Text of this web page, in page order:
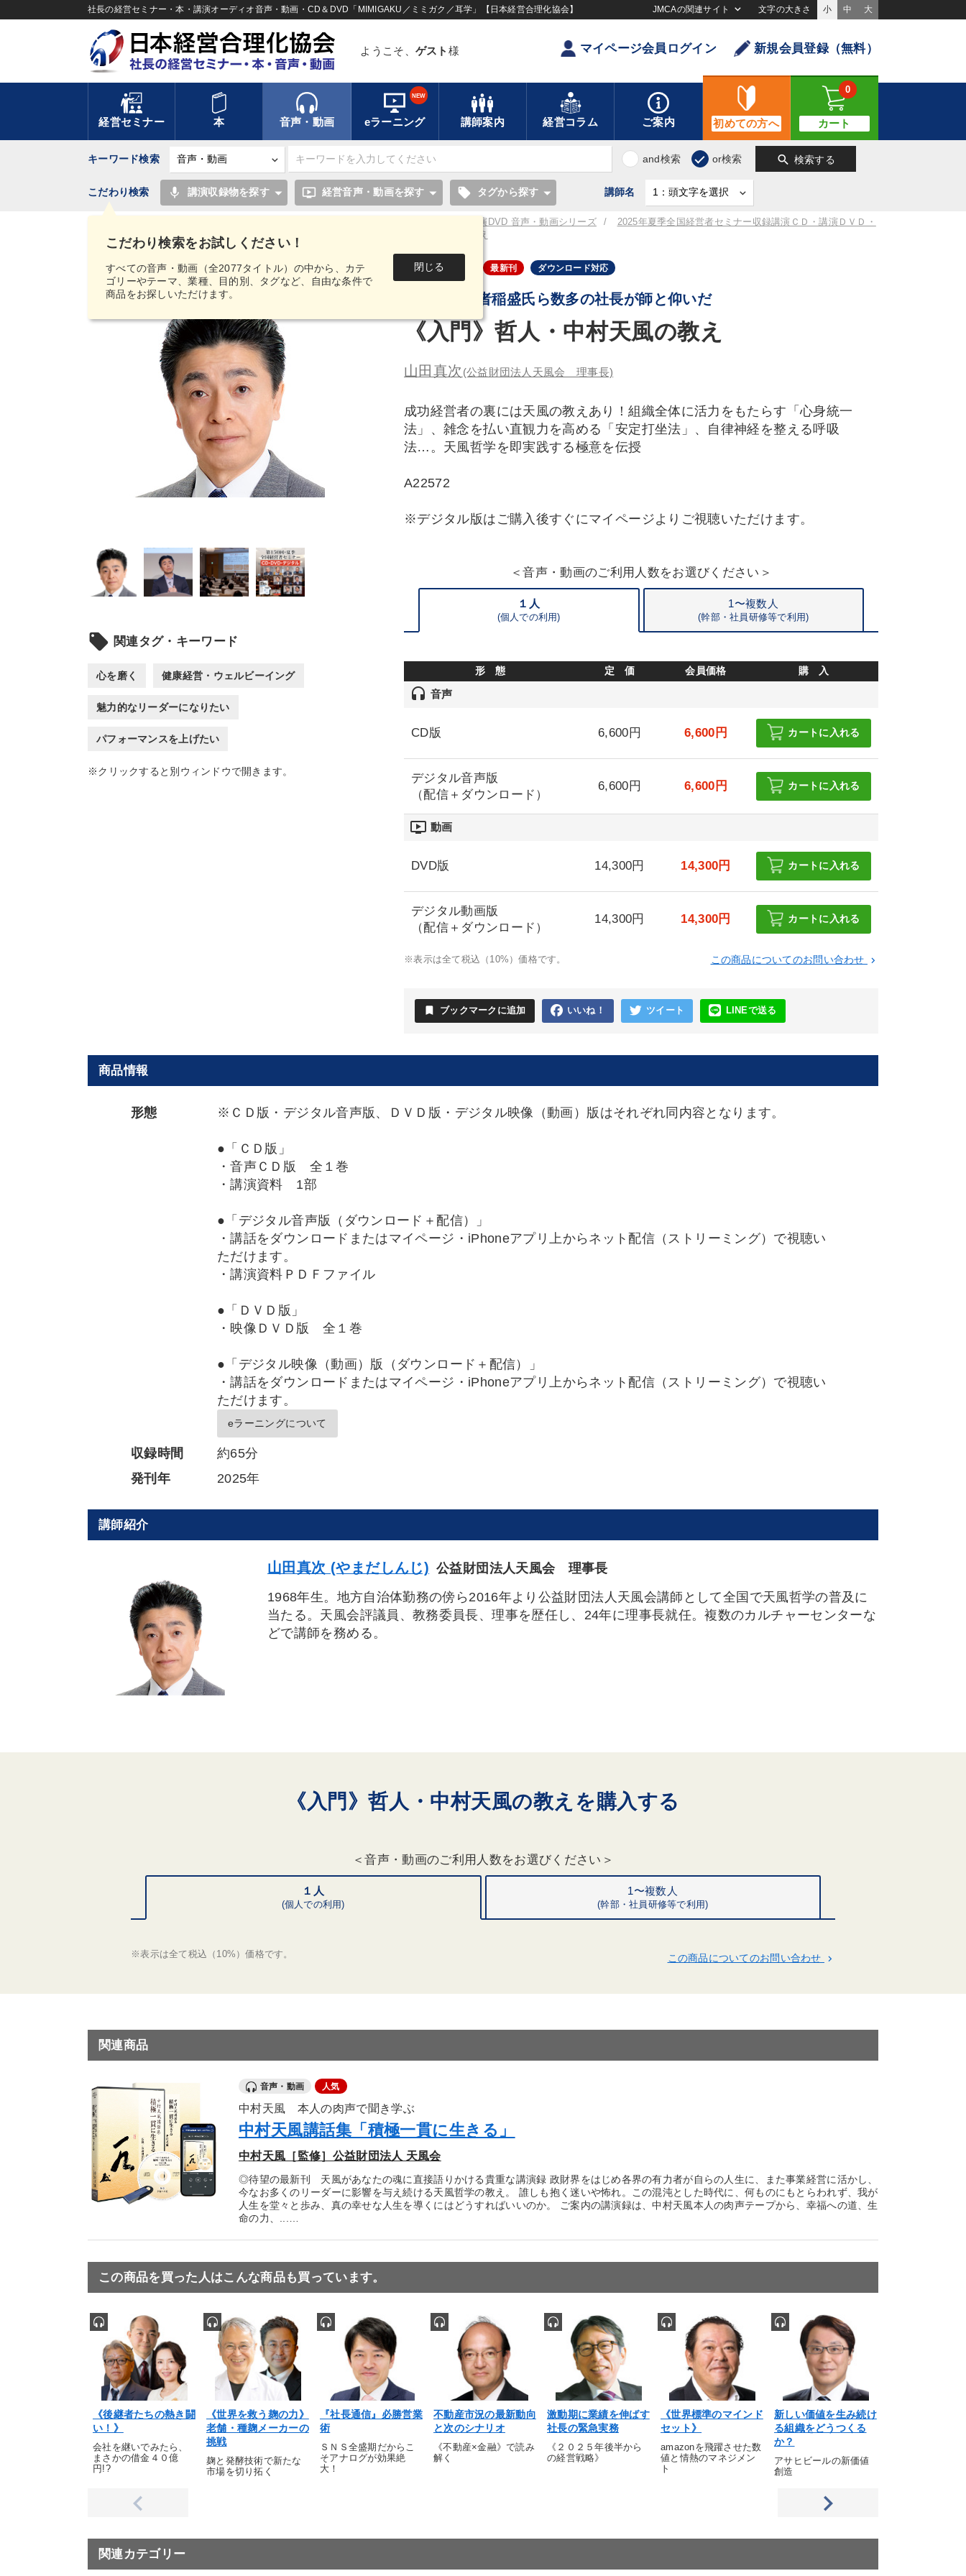
社長の経営セミナー・本・講演オーディオ音声・動画・CD＆DVD「MIMIGAKU／ミミガク／耳学」【日本経営合理化協会】 JMCAの関連サイト 文字の大きさ 小 中 大
ようこそ、 ゲスト 様 マイページ会員ログイン 新規会員登録（無料）
経営セミナー 本 音声・動画 eラーニング
NEW
講師案内 経営コラム ご案内 初めての方へ カート
0
キーワード検索 and検索 or検索 search 検索する
こだわり検索をお試しください！
すべての音声・動画（全2077タイトル）の中から、カテ
ゴリーやテーマ、業種、目的別、タグなど、自由な条件で
商品をお探しいただけます。
閉じる
こだわり検索 mic 講演収録物を探す ondemand_video 経営音声・動画を探す local_offer タグから探す 講師名
【MIMIGAKU／ミミガク／耳学】全国経営者セミナー講演CD・講演DVD 音声・動画シリーズ
2025年夏季全国経営者セミナー収録講演ＣＤ・講演ＤＶＤ・
デジタル版（音声／動画ストリーミング・ダウンロード）
《入門》哲人・中村天風の教え
local_offer 関連タグ・キーワード
心を磨く 健康経営・ウェルビーイング
魅力的なリーダーになりたい
パフォーマンスを上げたい
※クリックすると別ウィンドウで開きます。
音声・動画 最新刊 ダウンロード対応
京セラ創業者稲盛氏ら数多の社長が師と仰いだ
《入門》哲人・中村天風の教え
山田真次 (公益財団法人天風会 理事長)
成功経営者の裏には天風の教えあり！組織全体に活力をもたらす「心身統一
法」、雑念を払い直観力を高める「安定打坐法」、自律神経を整える呼吸
法…。天風哲学を即実践する極意を伝授
A22572
※デジタル版はご購入後すぐにマイページよりご視聴いただけます。
＜音声・動画のご利用人数をお選びください＞
１人
(個人での利用)
1〜複数人
(幹部・社員研修等で利用)
形 態 定 価 会員価格 購 入
headset 音声
CD版 6,600円 6,600円 カートに入れる
デジタル音声版
（配信＋ダウンロード）
6,600円 6,600円 カートに入れる
ondemand_video 動画
DVD版 14,300円 14,300円 カートに入れる
デジタル動画版
（配信＋ダウンロード）
14,300円 14,300円 カートに入れる
※表示は全て税込（10%）価格です。 この商品についてのお問い合わせ keyboard_arrow_right
bookmark ブックマークに追加 いいね！ ツイート LINEで送る
商品情報
形態 ※ＣＤ版・デジタル音声版、ＤＶＤ版・デジタル映像（動画）版はそれぞれ同内容となります。
●「ＣＤ版」
・音声ＣＤ版 全１巻
・講演資料 1部
●「デジタル音声版（ダウンロード＋配信）」
・講話をダウンロードまたはマイページ・iPhoneアプリ上からネット配信（ストリーミング）で視聴い
ただけます。
・講演資料ＰＤＦファイル
●「ＤＶＤ版」
・映像ＤＶＤ版 全１巻
●「デジタル映像（動画）版（ダウンロード＋配信）」
・講話をダウンロードまたはマイページ・iPhoneアプリ上からネット配信（ストリーミング）で視聴い
ただけます。
eラーニングについて
収録時間
約65分
発刊年
2025年
講師紹介
山田真次 (やまだしんじ) 公益財団法人天風会 理事長
1968年生。地方自治体勤務の傍ら2016年より公益財団法人天風会講師として全国で天風哲学の普及に
当たる。天風会評議員、教務委員長、理事を歴任し、24年に理事長就任。複数のカルチャーセンターな
どで講師を務める。
《入門》哲人・中村天風の教えを購入する
＜音声・動画のご利用人数をお選びください＞
１人
(個人での利用)
1〜複数人
(幹部・社員研修等で利用)
※表示は全て税込（10%）価格です。 この商品についてのお問い合わせ keyboard_arrow_right
関連商品
音声・動画 人気
中村天風 本人の肉声で聞き学ぶ
中村天風講話集「積極一貫に生きる」
中村天風［監修］公益財団法人 天風会
◎待望の最新刊 天風があなたの魂に直接語りかける貴重な講演録 政財界をはじめ各界の有力者が自らの人生に、また事業経営に活かし、
今なお多くのリーダーに影響を与え続ける天風哲学の教え。 誰しも抱く迷いや怖れ。この混沌とした時代に、何ものにもとらわれず、我が
人生を堂々と歩み、真の幸せな人生を導くにはどうすればいいのか。 ご案内の講演録は、中村天風本人の肉声テープから、幸福への道、生
命の力、...…
この商品を買った人はこんな商品も買っています。
《後継者たちの熱き闘
い！》
会社を継いでみたら、
まさかの借金４０億
円!?
《世界を救う麹の力》
老舗・種麹メーカーの
挑戦
麹と発酵技術で新たな
市場を切り拓く
『社長通信』必勝営業
術
ＳＮＳ全盛期だからこ
そアナログが効果絶
大！
不動産市況の最新動向
と次のシナリオ
《不動産×金融》で読み
解く
激動期に業績を伸ばす
社長の緊急実務
《２０２５年後半から
の経営戦略》
《世界標準のマインド
セット》
amazonを飛躍させた数
値と情熱のマネジメン
ト
新しい価値を生み続け
る組織をどうつくる
か？
アサヒビールの新価値
創造
関連カテゴリー